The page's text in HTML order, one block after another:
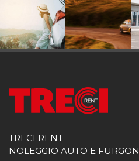
TRECI RENT
NOLEGGIO AUTO E